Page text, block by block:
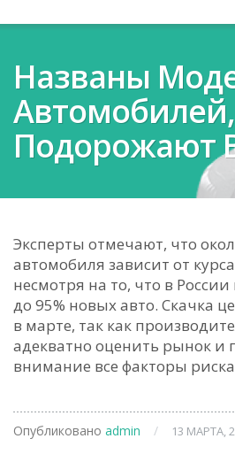
Названы
Подорожают
Эксперты отмечают, что
автомобиля зависит от
несмотря на то, что в
до 95% новых авто. Скачка
в марте, так как
адекватно оценить рынок и
внимание все факторы
Опубликовано admin / 13 МАРТА,